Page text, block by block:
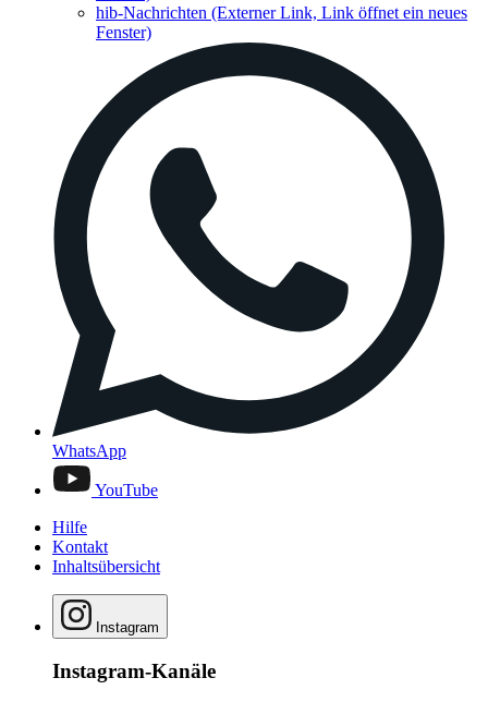
hib-Nachrichten (Externer Link, Link öffnet ein neues
Fenster)
WhatsApp
YouTube
Hilfe
Kontakt
Inhaltsübersicht
Instagram
Instagram-Kanäle